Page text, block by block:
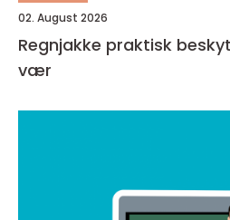
02. August 2026
Regnjakke praktisk beskyttelse i all slags
vær